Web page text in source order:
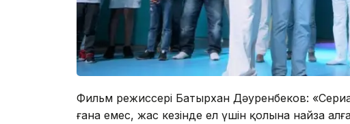
Фильм режиссері Батырхан Дәуренбеков:
ғана емес, жас кезінде ел үшін қолына найза